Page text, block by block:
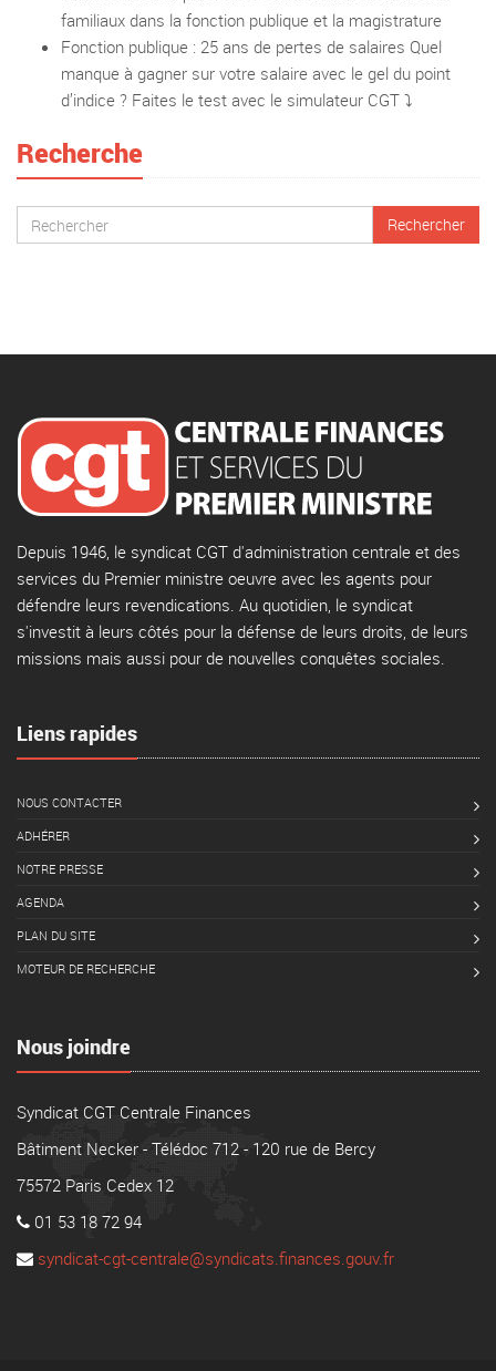
familiaux dans la fonction publique et la magistrature
Fonction publique : 25 ans de pertes de salaires Quel
manque à gagner sur votre salaire avec le gel du point
d’indice ? Faites le test avec le simulateur CGT ⤵️
Recherche
Depuis 1946, le syndicat CGT d'administration centrale et des
services du Premier ministre oeuvre avec les agents pour
défendre leurs revendications. Au quotidien, le syndicat
s'investit à leurs côtés pour la défense de leurs droits, de leurs
missions mais aussi pour de nouvelles conquêtes sociales.
Liens rapides
NOUS CONTACTER
ADHÉRER
NOTRE PRESSE
AGENDA
PLAN DU SITE
MOTEUR DE RECHERCHE
Nous joindre
Syndicat CGT Centrale Finances
Bâtiment Necker - Télédoc 712 - 120 rue de Bercy
75572 Paris Cedex 12
01 53 18 72 94
syndicat-cgt-centrale@syndicats.finances.gouv.fr